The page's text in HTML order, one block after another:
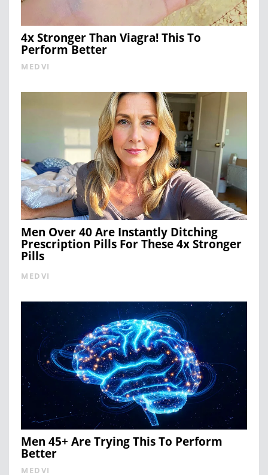
4x Stronger Than Viagra! This To
Perform Better
MEDVI
Men Over 40 Are Instantly Ditching
Prescription Pills For These 4x Stronger
Pills
MEDVI
Men 45+ Are Trying This To Perform
Better
MEDVI